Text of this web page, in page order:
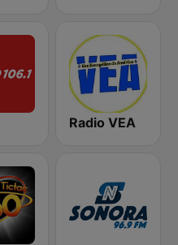
Radio VEA